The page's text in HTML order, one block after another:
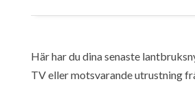
Här har du dina senaste
TV eller motsvarande utrustning